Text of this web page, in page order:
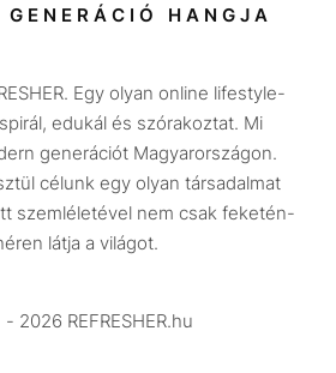
Társadalom
Utazás
Életmód
Design
Beszélgetések
Videó
HANGJA
Egy olyan online lifestyle-
edukál és szórakoztat. Mi
generációt Magyarországon.
célunk egy olyan társadalmat
szemléletével nem csak feketén-
látja a világot.
2026 REFRESHER.hu